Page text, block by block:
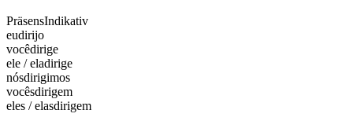
PräsensIndikativ
eudirijo
vocêdirige
ele / eladirige
nósdirigimos
vocêsdirigem
eles / elasdirigem